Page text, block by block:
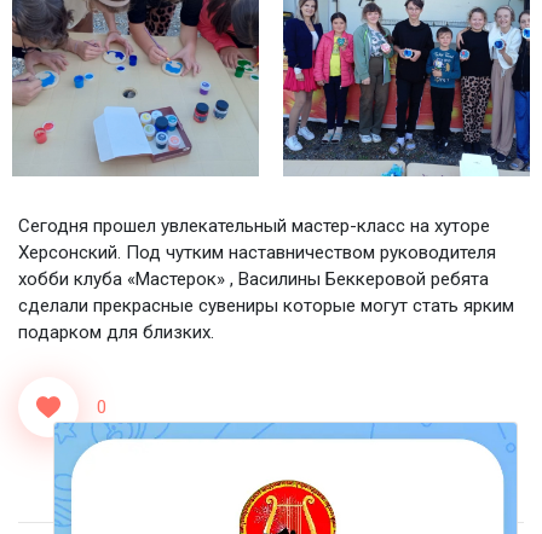
Сегодня прошел увлекательный мастер-класс на хуторе
Херсонский. Под чутким наставничеством руководителя
хобби клуба «Мастерок» , Василины Беккеровой ребята
сделали прекрасные сувениры которые могут стать ярким
подарком для близких.
0